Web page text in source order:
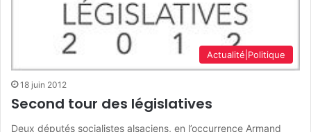
Actualité|Politique
18 juin 2012
Second tour des législatives
Deux députés socialistes alsaciens, en l’occurrence Armand